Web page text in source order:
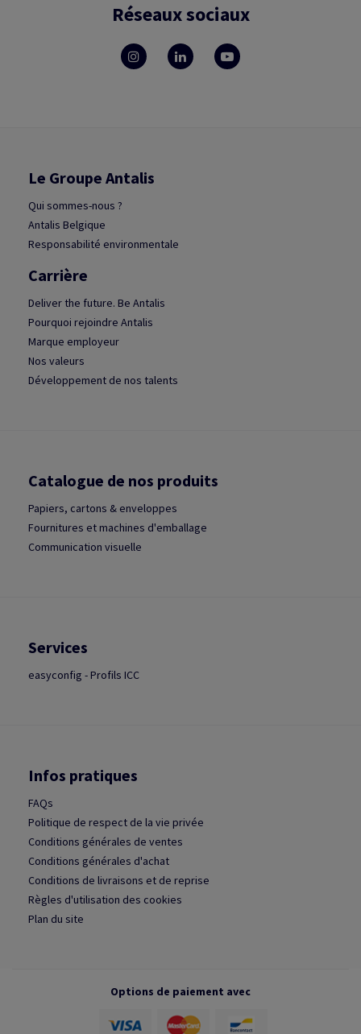
Réseaux sociaux
Le Groupe Antalis
Qui sommes-nous ?
Antalis Belgique
Responsabilité environmentale
Carrière
Deliver the future. Be Antalis
Pourquoi rejoindre Antalis
Marque employeur
Nos valeurs
Développement de nos talents
Catalogue de nos produits
Papiers, cartons & enveloppes
Fournitures et machines d'emballage
Communication visuelle
Services
easyconfig - Profils ICC
Infos pratiques
FAQs
Politique de respect de la vie privée
Conditions générales de ventes
Conditions générales d'achat
Conditions de livraisons et de reprise
Règles d'utilisation des cookies
Plan du site
Options de paiement avec